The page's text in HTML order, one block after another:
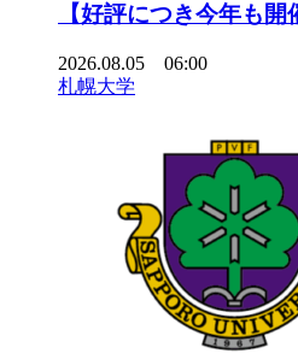
【好評につき今年も
2026.08.05 06:00
札幌大学